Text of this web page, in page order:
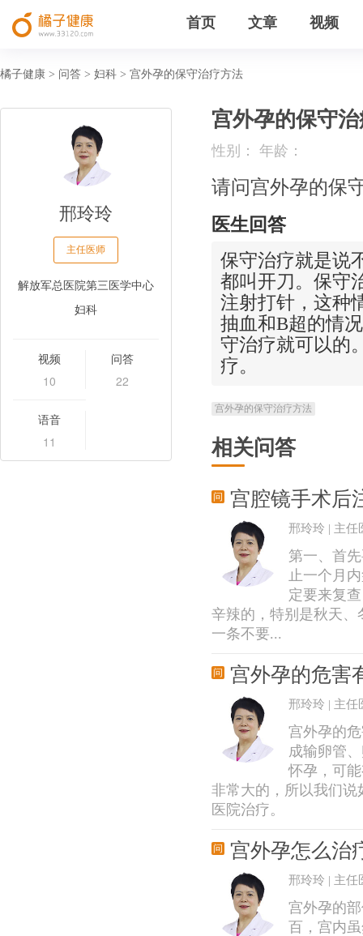
首页 文章 视频
橘子健康 > 问答 > 妇科 > 宫外孕的保守治疗方法
邢玲玲
主任医师
解放军总医院第三医学中心
妇科
视频
10
问答
22
语音
11
宫外孕的保守
性别： 年龄：
请问宫外孕的保
医生回答
保守治疗就是说
都叫开刀。保守
注射打针，这种
抽血和B超的情
守治疗就可以的
疗。
宫外孕的保守治疗方法
相关问答
宫腔镜手术后
邢玲玲 | 主任
第一、首
止一个月
定要来复
辛辣的，特别是秋天
一条不要...
宫外孕的危害
邢玲玲 | 主任
宫外孕的
成输卵管
怀孕，可
非常大的，所以我们
医院治疗。
宫外孕怎么治
邢玲玲 | 主任
宫外孕的
百，宫内